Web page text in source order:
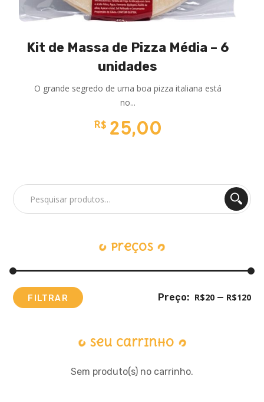
Kit de Massa de Pizza Média – 6
unidades
O grande segredo de uma boa pizza italiana está
no...
R$ 25,00
Pesquisar
por:
Preços
Preço
Preço
FILTRAR Preço: R$20— R$120
Seu Carrinho
Sem produto(s) no carrinho.